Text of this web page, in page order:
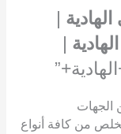
|
|
الجهات
من كافة أنواع